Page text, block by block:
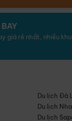
giá rẻ nhất, nhiều
Du lịch Đà
Du lịch
Du lịch